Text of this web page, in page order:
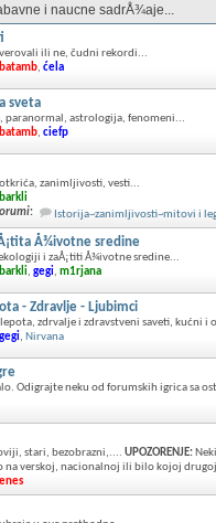
i naucne sadrÅ¾aje...
ili ne, čudni rekordi...
batamb, ćela
sveta
paranormal, astrologija, fenomeni...
batamb, ciefp
zanimljivosti, vesti...
barkli
: Istorija~zanimljivosti~mitovi i
Å¾ivotne sredine
i zaÅ¡titi Å¾ivotne sredine...
barkli, gegi, m1rjana
- Zdravlje - Ljubimci
zdrvalje i zdravstveni saveti, kućni i
gegi, Nirvana
Odigrajte neku od forumskih igrica sa
stari, bezobrazni,.... UPOZORENJE:
na verskoj, nacionalnoj ili bilo kojoj
enes